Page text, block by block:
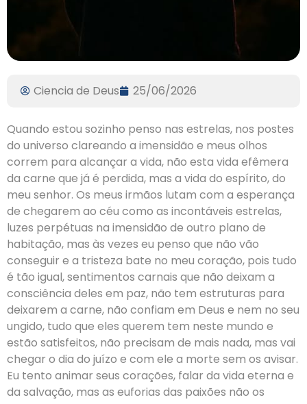
Ciencia de Deus 25/06/2026
Quando estou sozinho penso nas estrelas, nos postes
do universo clareando a imensidão e meus olhos
correm para alcançar a vida, não esta vida efêmera
da carne que já é perdida, mas a vida do espírito, do
meu senhor. Os meus irmãos lutam com a esperança
de chegarem ao céu como as incontáveis estrelas,
luzes perpétuas na imensidão de outro plano de
habitação, mas às vezes eu penso que não vão
conseguir e a tristeza bate no meu coração, pois tudo
é tão igual, sentimentos carnais que não deixam a
consciência deles em paz, não tem estruturas para
deixarem a carne, não confiam em Deus e nem no seu
ungido, tudo que eles querem tem neste mundo e
estão satisfeitos, não precisam de mais nada, mas vai
chegar o dia do juízo e com ele a morte sem os avisar.
Eu tento animar seus corações, falar da vida eterna e
da salvação, mas as euforias das paixões não os